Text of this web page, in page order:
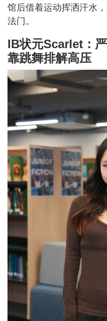
馆后借着运动挥洒汗水
法门。
IB状元Scarlet：
靠跳舞排解高压